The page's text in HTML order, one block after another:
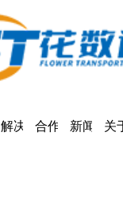
能
解决方案合作案例新闻中心
关
版 专业版 旗舰版